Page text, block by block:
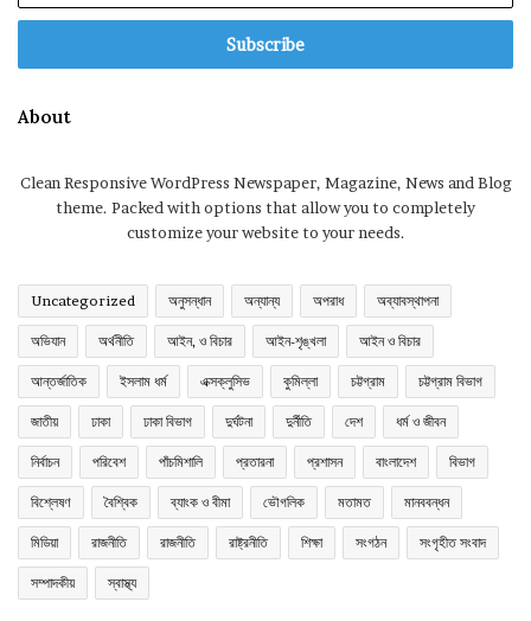
Email
About
Clean Responsive WordPress Newspaper, Magazine, News and Blog
theme. Packed with options that allow you to completely
customize your website to your needs.
Uncategorized অনুসন্ধান অন্যান্য অপরাধ অব্যাবস্থাপনা
অভিযান অর্থনীতি আইন, ও বিচার আইন-শৃঙ্খলা আইন ও বিচার
আন্তর্জাতিক ইসলাম ধর্ম এক্সক্লুসিভ কুমিল্লা চট্টগ্রাম চট্টগ্রাম বিভাগ
জাতীয় ঢাকা ঢাকা বিভাগ দুর্ঘটনা দুর্নীতি দেশ ধর্ম ও জীবন
নির্বাচন পরিবেশ পাঁচমিশালি প্রতারনা প্রশাসন বাংলাদেশ বিভাগ
বিশ্লেষণ বৈশ্বিক ব্যাংক ও বীমা ভৌগলিক মতামত মানববন্ধন
মিডিয়া রাজনীতি রাজনীতি রাষ্ট্রনীতি শিক্ষা সংগঠন সংগৃহীত সংবাদ
সম্পাদকীয় স্বাস্থ্য